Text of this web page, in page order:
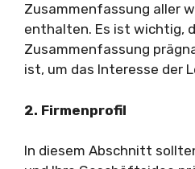
Zusammenfassung aller
enthalten. Es ist wichtig,
Zusammenfassung
ist, um das Interesse der
2. Firmenprofil
In diesem Abschnitt